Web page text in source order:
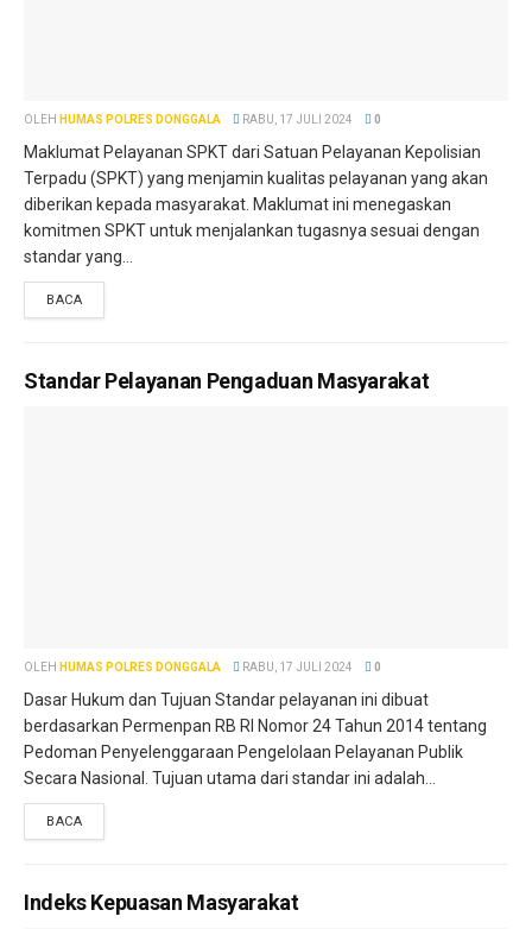
OLEH HUMAS POLRES DONGGALA RABU, 17 JULI 2024 0
Maklumat Pelayanan SPKT dari Satuan Pelayanan Kepolisian
Terpadu (SPKT) yang menjamin kualitas pelayanan yang akan
diberikan kepada masyarakat. Maklumat ini menegaskan
komitmen SPKT untuk menjalankan tugasnya sesuai dengan
standar yang...
BACA
Standar Pelayanan Pengaduan Masyarakat
OLEH HUMAS POLRES DONGGALA RABU, 17 JULI 2024 0
Dasar Hukum dan Tujuan Standar pelayanan ini dibuat
berdasarkan Permenpan RB RI Nomor 24 Tahun 2014 tentang
Pedoman Penyelenggaraan Pengelolaan Pelayanan Publik
Secara Nasional. Tujuan utama dari standar ini adalah...
BACA
Indeks Kepuasan Masyarakat